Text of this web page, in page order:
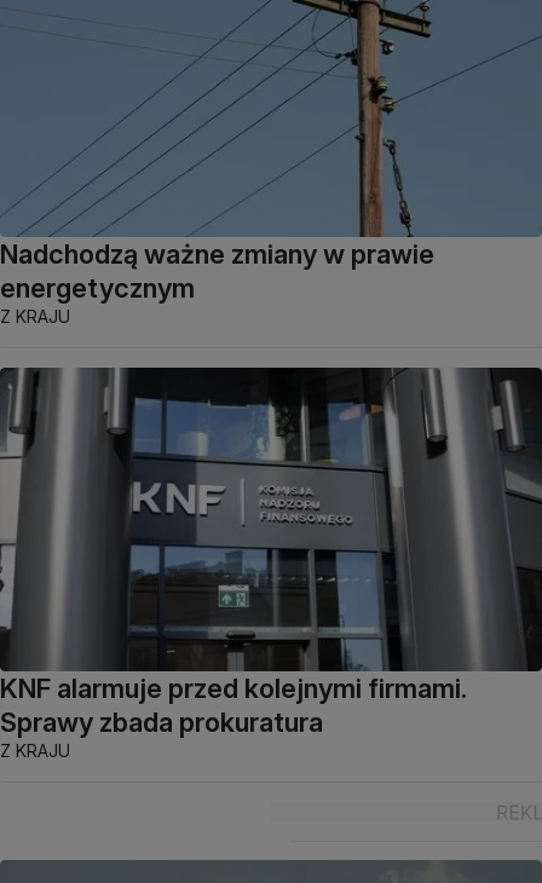
Nadchodzą ważne zmiany w prawie
energetycznym
Z KRAJU
KNF alarmuje przed kolejnymi firmami.
Sprawy zbada prokuratura
Z KRAJU